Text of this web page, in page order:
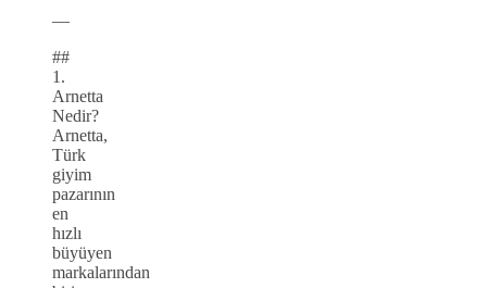
—
##
1.
Arnetta
Nedir?
Arnetta,
Türk
giyim
pazarının
en
hızlı
büyüyen
markalarından